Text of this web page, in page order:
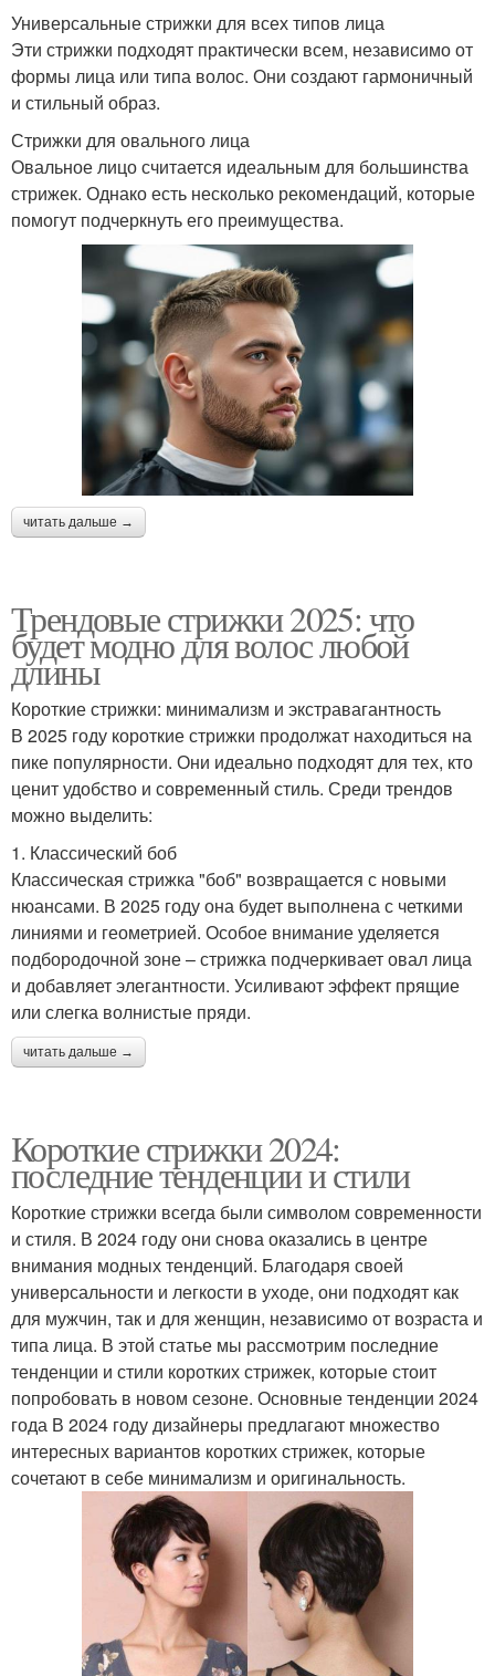
Универсальные стрижки для всех типов лица
Эти стрижки подходят практически всем, независимо от
формы лица или типа волос. Они создают гармоничный
и стильный образ.
Стрижки для овального лица
Овальное лицо считается идеальным для большинства
стрижек. Однако есть несколько рекомендаций, которые
помогут подчеркнуть его преимущества.
читать дальше →
Трендовые стрижки 2025: что
будет модно для волос любой
длины
Короткие стрижки: минимализм и экстравагантность
В 2025 году короткие стрижки продолжат находиться на
пике популярности. Они идеально подходят для тех, кто
ценит удобство и современный стиль. Среди трендов
можно выделить:
1. Классический боб
Классическая стрижка "боб" возвращается с новыми
нюансами. В 2025 году она будет выполнена с четкими
линиями и геометрией. Особое внимание уделяется
подбородочной зоне – стрижка подчеркивает овал лица
и добавляет элегантности. Усиливают эффект прящие
или слегка волнистые пряди.
читать дальше →
Короткие стрижки 2024:
последние тенденции и стили
Короткие стрижки всегда были символом современности
и стиля. В 2024 году они снова оказались в центре
внимания модных тенденций. Благодаря своей
универсальности и легкости в уходе, они подходят как
для мужчин, так и для женщин, независимо от возраста и
типа лица. В этой статье мы рассмотрим последние
тенденции и стили коротких стрижек, которые стоит
попробовать в новом сезоне. Основные тенденции 2024
года В 2024 году дизайнеры предлагают множество
интересных вариантов коротких стрижек, которые
сочетают в себе минимализм и оригинальность.